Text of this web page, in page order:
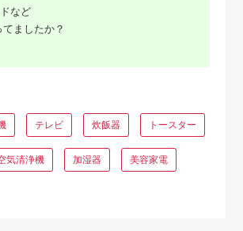
など
ましたか？
テレビ 炊飯器 トースター
気清浄機 加湿器 美容家電